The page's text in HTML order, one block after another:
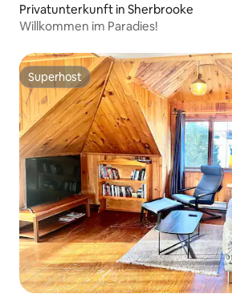
Privatunterkunft in Sherbrooke
Willkommen im Paradies!
Superhost
Superhost